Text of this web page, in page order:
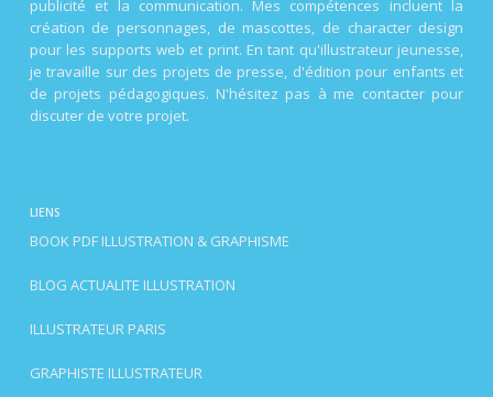
publicité et la communication. Mes compétences incluent la
création de personnages, de mascottes, de character design
pour les supports web et print. En tant qu'illustrateur jeunesse,
je travaille sur des projets de presse, d'édition pour enfants et
de projets pédagogiques. N'hésitez pas à me contacter pour
discuter de votre projet.
LIENS
BOOK PDF ILLUSTRATION & GRAPHISME
BLOG ACTUALITE ILLUSTRATION
ILLUSTRATEUR PARIS
GRAPHISTE ILLUSTRATEUR